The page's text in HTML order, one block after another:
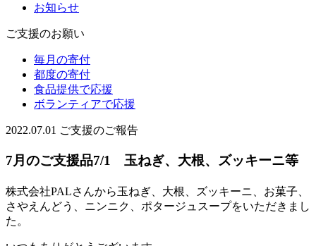
お知らせ
ご支援のお願い
毎月の寄付
都度の寄付
食品提供で応援
ボランティアで応援
2022.07.01 ご支援のご報告
7月のご支援品7/1 玉ねぎ、大根、ズッキーニ等
株式会社PALさんから玉ねぎ、大根、ズッキーニ、お菓子、
さやえんどう、ニンニク、ポタージュスープをいただきまし
た。